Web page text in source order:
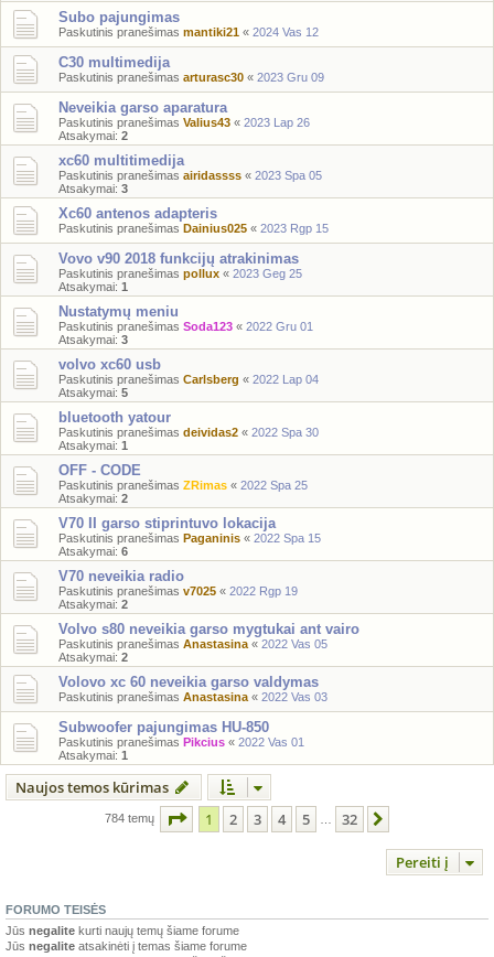
Subo pajungimas
Paskutinis pranešimas mantiki21 « 2024 Vas 12
C30 multimedija
Paskutinis pranešimas arturasc30 « 2023 Gru 09
Neveikia garso aparatura
Paskutinis pranešimas Valius43 « 2023 Lap 26
Atsakymai: 2
xc60 multitimedija
Paskutinis pranešimas airidassss « 2023 Spa 05
Atsakymai: 3
Xc60 antenos adapteris
Paskutinis pranešimas Dainius025 « 2023 Rgp 15
Vovo v90 2018 funkcijų atrakinimas
Paskutinis pranešimas pollux « 2023 Geg 25
Atsakymai: 1
Nustatymų meniu
Paskutinis pranešimas Soda123 « 2022 Gru 01
Atsakymai: 3
volvo xc60 usb
Paskutinis pranešimas Carlsberg « 2022 Lap 04
Atsakymai: 5
bluetooth yatour
Paskutinis pranešimas deividas2 « 2022 Spa 30
Atsakymai: 1
OFF - CODE
Paskutinis pranešimas ZRimas « 2022 Spa 25
Atsakymai: 2
V70 II garso stiprintuvo lokacija
Paskutinis pranešimas Paganinis « 2022 Spa 15
Atsakymai: 6
V70 neveikia radio
Paskutinis pranešimas v7025 « 2022 Rgp 19
Atsakymai: 2
Volvo s80 neveikia garso mygtukai ant vairo
Paskutinis pranešimas Anastasina « 2022 Vas 05
Atsakymai: 2
Volovo xc 60 neveikia garso valdymas
Paskutinis pranešimas Anastasina « 2022 Vas 03
Subwoofer pajungimas HU-850
Paskutinis pranešimas Pikcius « 2022 Vas 01
Atsakymai: 1
Naujos temos kūrimas
784 temų Puslapis 1iš 32
1 2 3 4 5 32
Pereiti į
FORUMO TEISĖS
Jūs negalite kurti naujų temų šiame forume
Jūs negalite atsakinėti į temas šiame forume